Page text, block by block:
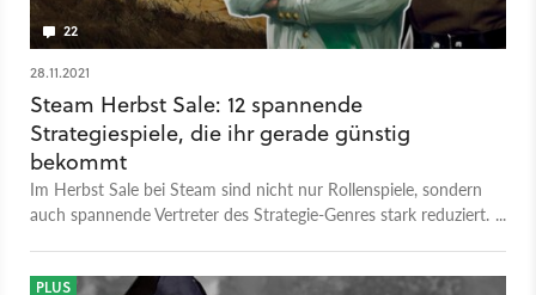
22
28.11.2021
Steam Herbst Sale: 12 spannende
Strategiespiele, die ihr gerade günstig
bekommt
Im Herbst Sale bei Steam sind nicht nur Rollenspiele, sondern
auch spannende Vertreter des Strategie-Genres stark reduziert.
PLUS